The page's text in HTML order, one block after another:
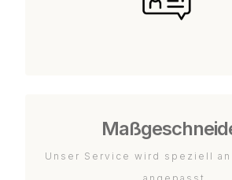
Unser Service wird speziell